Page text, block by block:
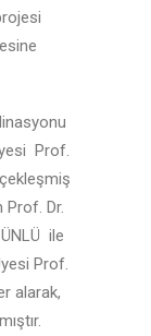
Prof.
Prof. Dr.
ile
Prof.
alarak,